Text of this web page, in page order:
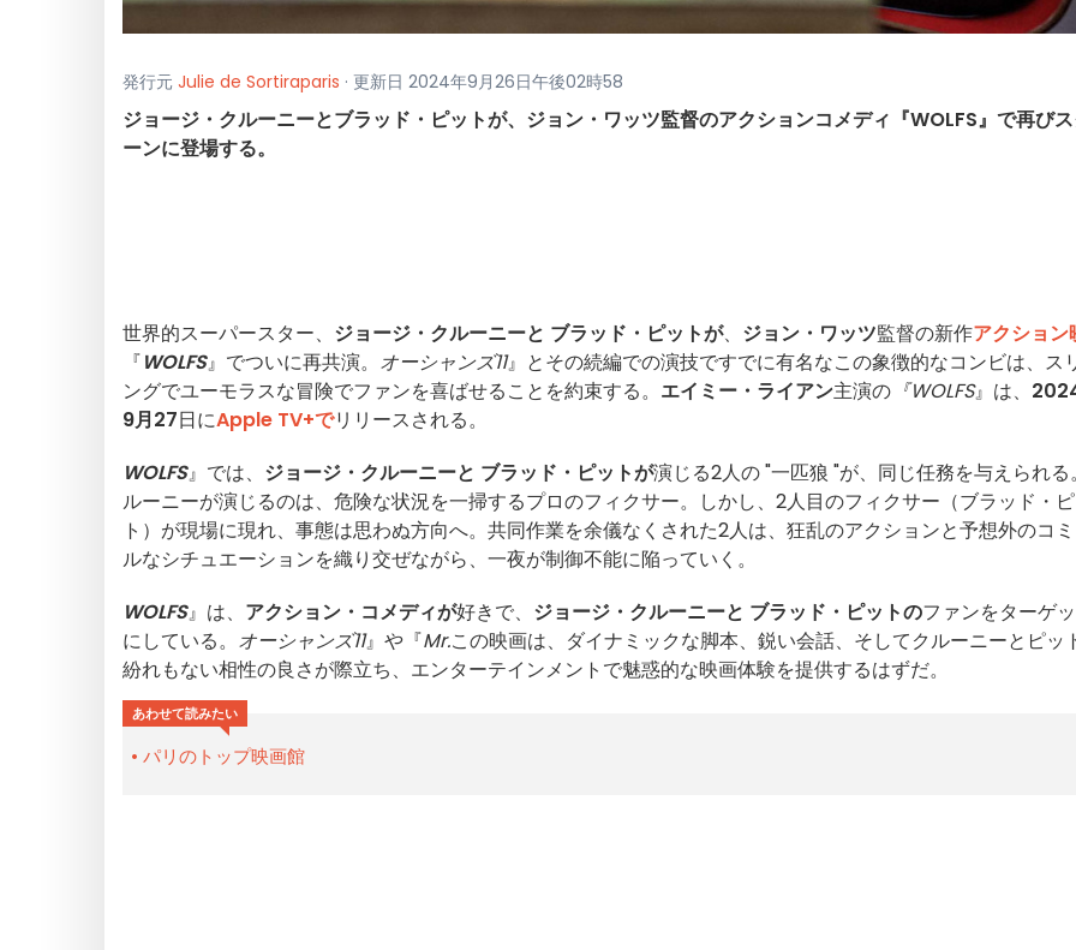
発行元 Julie de Sortiraparis · 更新日 2024年9月26日午後02時58
ジョージ・クルーニーとブラッド・ピットが、ジョン・ワッツ監督のアクションコメディ『WOLFS』で再び
ーンに登場する。
世界的スーパースター、 ジョージ・クルーニーと ブラッド・ピットが、 ジョン・ワッツ監督の新作アクション
『WOLFS』でついに再共演。 オーシャンズ11』とその続編での演技ですでに有名なこの象徴的なコンビは、ス
ングでユーモラスな冒険でファンを喜ばせることを約束する。 エイミー・ライアン主演の 『WOLFS』は、
9月27日にApple TV+でリリースされる。
WOLFS』では、 ジョージ・クルーニーと ブラッド・ピットが演じる2人の "一匹狼 "が、同じ任務を与えられる
ルーニーが演じるのは、危険な状況を一掃するプロのフィクサー。しかし、2人目のフィクサー（ブラッド・
ト）が現場に現れ、事態は思わぬ方向へ。共同作業を余儀なくされた2人は、狂乱のアクションと予想外のコ
ルなシチュエーションを織り交ぜながら、一夜が制御不能に陥っていく。
WOLFS』は、 アクション・コメディが好きで、 ジョージ・クルーニーと ブラッド・ピットのファンをターゲ
にしている。 オーシャンズ11』や『Mr.この映画は、ダイナミックな脚本、鋭い会話、そしてクルーニーとピッ
紛れもない相性の良さが際立ち、エンターテインメントで魅惑的な映画体験を提供するはずだ。
あわせて読みたい
パリのトップ映画館